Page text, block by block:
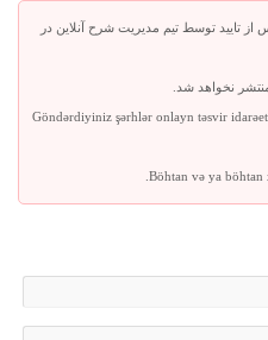
تایید توسط تیم مدیریت شرح آنلاین در
نخواهد شد.
Göndərdiyiniz şərhlər onlayn təsvir
Böhtan və ya böhtan